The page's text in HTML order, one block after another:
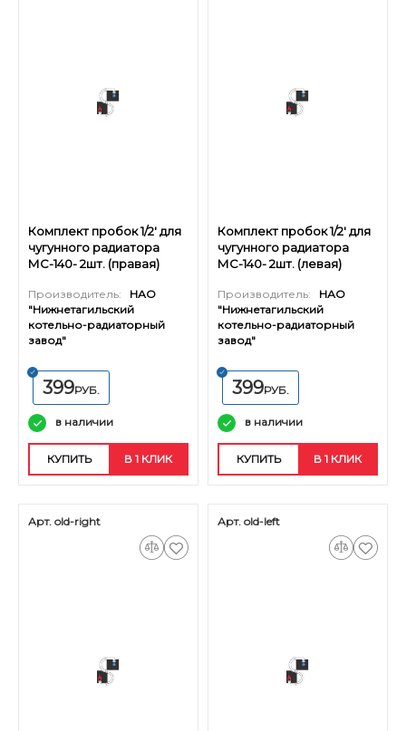
Комплект пробок 1/2' для
чугунного радиатора
МС-140- 2шт. (правая)
Производитель:
НАО
"Нижнетагильский
котельно-радиаторный
завод"
399РУБ.
в наличии
КУПИТЬ В 1 КЛИК
Комплект пробок 1/2' для
чугунного радиатора
МС-140- 2шт. (левая)
Производитель:
НАО
"Нижнетагильский
котельно-радиаторный
завод"
399РУБ.
в наличии
КУПИТЬ В 1 КЛИК
Арт. old-right Арт. old-left